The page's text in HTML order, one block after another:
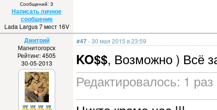
Сообщений: 3
Написать личное
сообщение
Lada Largus 7 мест 16V
Дмитрий
Магнитогорск
Рейтинг: 4505
30-05-2013
#47- 30 мая 2015 в 23:59
KO$$, Возможно ) Всё
Редактировалось: 1